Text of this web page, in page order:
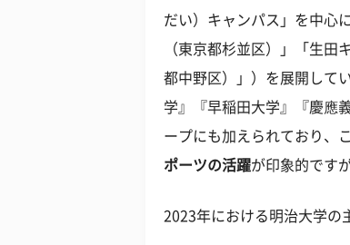
だい）キャンパス」を中心
（東京都杉並区）」「生田
都中野区）」）を展開して
学』『早稲田大学』『慶應
ープにも加えられており、
ポーツの活躍が印象的です
2023年における明治大学の